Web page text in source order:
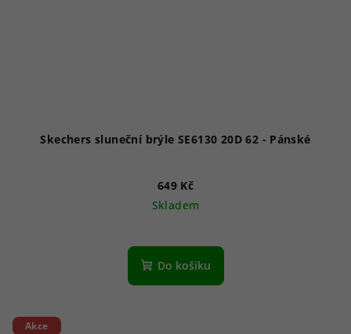
Skechers sluneční brýle SE6130 20D 62 - Pánské
649 Kč
Skladem
Do košíku
Akce